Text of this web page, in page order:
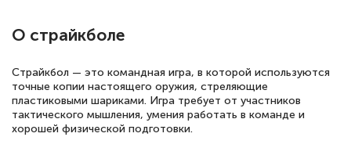
полезных материалов помогли
подготовиться к тестированию. Это
книги, методические рекомендации,
статьи. Времени на подготовку
достаточно. Курс помогает пройти
аттестацию в школе. Спасибо!
О страйкболе
Страйкбол — это командная игра, в которой используются
точные копии настоящего оружия, стреляющие
пластиковыми шариками. Игра требует от участников
тактического мышления, умения работать в команде и
хорошей физической подготовки.